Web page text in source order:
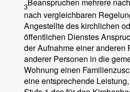
3Beanspruchen mehrere
nach vergleichbaren
Angestellte des kirchlichen
öffentlichen Dienstes
der Aufnahme einer anderen
anderer Personen in die
Wohnung einen
eine entsprechende